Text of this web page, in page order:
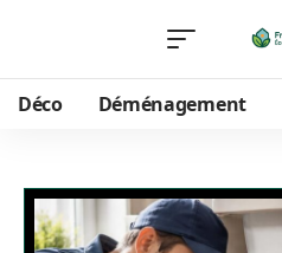
Déco Déménagement